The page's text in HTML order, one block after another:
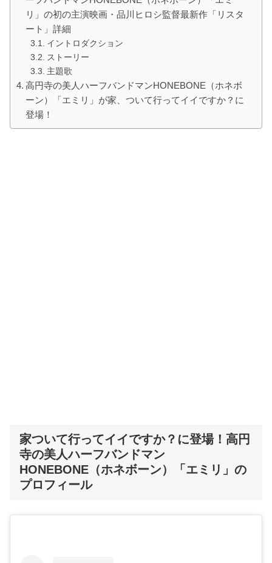
リ」の初の主演映画・品川ヒロシ監督最新作「リスタ
ート」詳細
イントロダクション
ストーリー
主題歌
高円寺の美人ハーフバンドマンHONEBONE（ホネボ
ーン）「エミリ」が家、ついて行ってイイですか？に
登場！
家ついて行ってイイですか？に登場！高円
寺の美人ハーフバンドマン
HONEBONE （ホネボーン）
「エミリ」の
プロフィール